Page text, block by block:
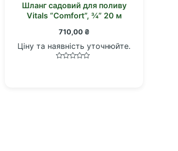
Шланг садовий для поливу
Vitals “Comfort”, ¾” 20 м
710,00 ₴
Ціну та наявність уточнюйте.